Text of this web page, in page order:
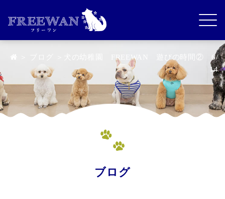
＞犬の幼稚園 FREEWAN 遊びの時間② 6/
14
ブログ